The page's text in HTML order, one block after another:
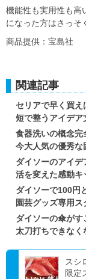
機能性も実用性も
になった方はさっそ
商品提供：宝島社
関連記事
セリアで早く買え
短で整うアイデア
食器洗いの概念完
今大人気の優秀な
ダイソーのアイ
活を変えた感動キ
ダイソーで100円
園芸グッズ専用ス
ダイソーの傘が
太刀打ちできな
スシ
限定